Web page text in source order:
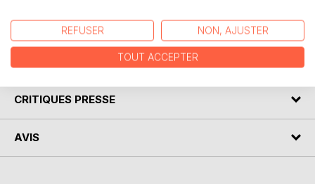
nos coups de coeur culturels.
CRITIQUES PRESSE
AVIS
REFUSER NON, AJUSTER
TOUT ACCEPTER